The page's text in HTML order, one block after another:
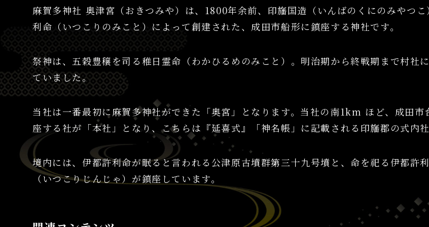
麻賀多神社 奥津宮（おきつみや）は、1800年余前、印旛国造（いんばのくにのみやつこ
利命（いつこりのみこと）によって創建された、成田市船形に鎮座する神社です。
祭神は、五穀豊穣を司る稚日霊命（わかひるめのみこと）。明治期から終戦期まで村社
ていました。
当社は一番最初に麻賀多神社ができた「奥宮」となります。当社の南1km ほど、成田市
座する社が「本社」となり、こちらは『延喜式』「神名帳」に記載される印旛郡の式内社
境内には、伊都許利命が眠ると言われる公津原古墳群第三十九号墳と、命を祀る伊都許
（いつこりじんじゃ）が鎮座しています。